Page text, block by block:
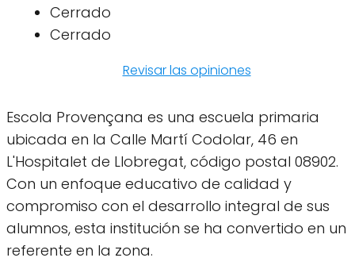
Cerrado
Cerrado
Revisar las opiniones
Escola Provençana es una escuela primaria
ubicada en la Calle Martí Codolar, 46 en
L'Hospitalet de Llobregat, código postal 08902.
Con un enfoque educativo de calidad y
compromiso con el desarrollo integral de sus
alumnos, esta institución se ha convertido en un
referente en la zona.